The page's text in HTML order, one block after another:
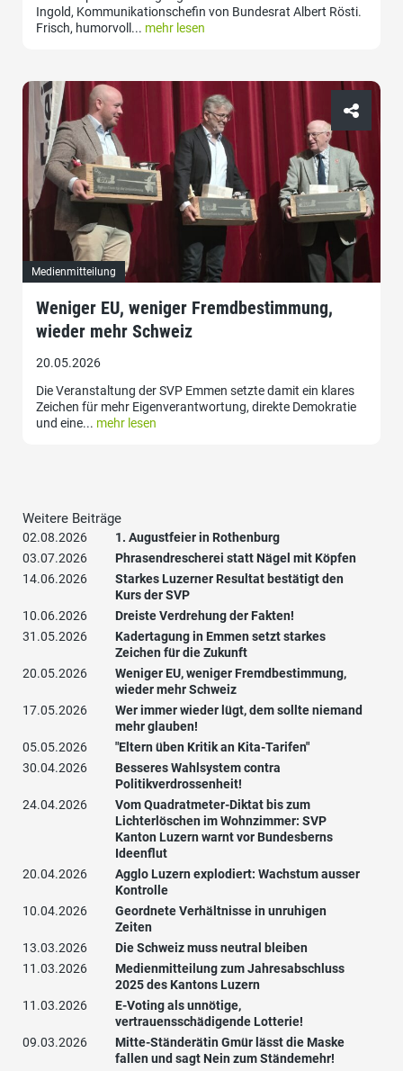
Ingold, Kommunikationschefin von Bundesrat Albert Rösti.
Frisch, humorvoll... mehr lesen
Medienmitteilung
Weniger EU, weniger Fremdbestimmung,
wieder mehr Schweiz
20.05.2026
Die Veranstaltung der SVP Emmen setzte damit ein klares
Zeichen für mehr Eigenverantwortung, direkte Demokratie
und eine... mehr lesen
Weitere Beiträge
02.08.2026
1. Augustfeier in Rothenburg
03.07.2026
Phrasendrescherei statt Nägel mit Köpfen
14.06.2026
Starkes Luzerner Resultat bestätigt den
Kurs der SVP
10.06.2026
Dreiste Verdrehung der Fakten!
31.05.2026
Kadertagung in Emmen setzt starkes
Zeichen für die Zukunft
20.05.2026
Weniger EU, weniger Fremdbestimmung,
wieder mehr Schweiz
17.05.2026
Wer immer wieder lügt, dem sollte niemand
mehr glauben!
05.05.2026
"Eltern üben Kritik an Kita-Tarifen"
30.04.2026
Besseres Wahlsystem contra
Politikverdrossenheit!
24.04.2026
Vom Quadratmeter-Diktat bis zum
Lichterlöschen im Wohnzimmer: SVP
Kanton Luzern warnt vor Bundesberns
Ideenflut
20.04.2026
Agglo Luzern explodiert: Wachstum ausser
Kontrolle
10.04.2026
Geordnete Verhältnisse in unruhigen
Zeiten
13.03.2026
Die Schweiz muss neutral bleiben
11.03.2026
Medienmitteilung zum Jahresabschluss
2025 des Kantons Luzern
11.03.2026
E-Voting als unnötige,
vertrauensschädigende Lotterie!
09.03.2026
Mitte-Ständerätin Gmür lässt die Maske
fallen und sagt Nein zum Ständemehr!